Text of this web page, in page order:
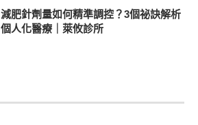
減肥針劑量如何精準調控？3個祕訣解析
個人化醫療｜萊攸診所